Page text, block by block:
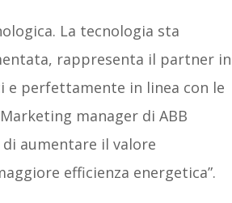
La tecnologia sta
rappresenta il partner in
e perfettamente in linea con le
manager di ABB
aumentare il valore
efficienza energetica”.